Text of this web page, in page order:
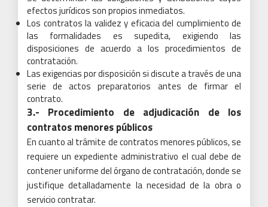
efectos jurídicos son propios inmediatos.
Los contratos la validez y eficacia del cumplimiento de
las formalidades es supedita, exigiendo las
disposiciones de acuerdo a los procedimientos de
contratación.
Las exigencias por disposición si discute a través de una
serie de actos preparatorios antes de firmar el
contrato.
3.- Procedimiento de adjudicación de los
contratos menores públicos
En cuanto al trámite de contratos menores públicos, se
requiere un expediente administrativo el cual debe de
contener uniforme del órgano de contratación, donde se
justifique detalladamente la necesidad de la obra o
servicio contratar.